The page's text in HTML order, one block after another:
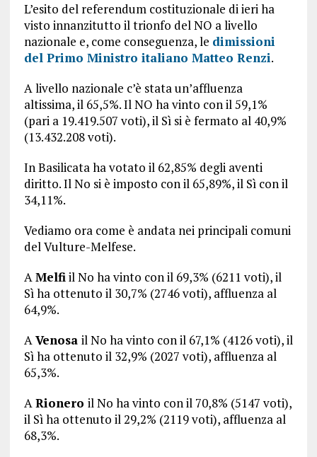
L’esito del referendum costituzionale di ieri ha
visto innanzitutto il trionfo del NO a livello
nazionale e, come conseguenza, le dimissioni
del Primo Ministro italiano Matteo Renzi.
A livello nazionale c’è stata un’affluenza
altissima, il 65,5%. Il NO ha vinto con il 59,1%
(pari a 19.419.507 voti), il Sì si è fermato al 40,9%
(13.432.208 voti).
In Basilicata ha votato il 62,85% degli aventi
diritto. Il No si è imposto con il 65,89%, il Sì con il
34,11%.
Vediamo ora come è andata nei principali comuni
del Vulture-Melfese.
AMelfiil No ha vinto con il 69,3% (6211 voti), il
Sì ha ottenuto il 30,7% (2746 voti), affluenza al
64,9%.
AVenosa il No ha vinto con il 67,1% (4126 voti), il
Sì ha ottenuto il 32,9% (2027 voti), affluenza al
65,3%.
ARionero il No ha vinto con il 70,8% (5147 voti),
il Sì ha ottenuto il 29,2% (2119 voti), affluenza al
68,3%.